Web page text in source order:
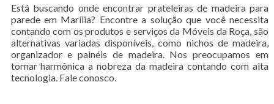
Está buscando onde encontrar prateleiras de madeira para
parede em Marília? Encontre a solução que você necessita
contando com os produtos e serviços da Móveis da Roça, são
alternativas variadas disponíveis, como nichos de madeira,
organizador e painéis de madeira. Nos preocupamos em
tornar harmônica a nobreza da madeira contando com alta
tecnologia. Fale conosco.